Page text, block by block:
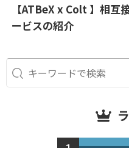
【ATBeX x Colt 】相互
ービスの紹介